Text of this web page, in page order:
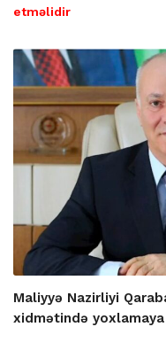
etməlidir
Maliyyə Nazirliyi
xidmətində yoxlamaya